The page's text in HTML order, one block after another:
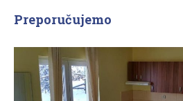
Preporučujemo